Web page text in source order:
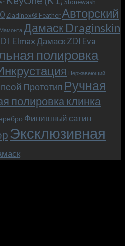
Max),
или
как
мы
прикоснулись
к
фильма.
Stonewash
Zladinox® FeatherАвторский
Дамаск Draginskin
ElmaxДамаск ZDI Eva
полировка
Нержавеющий
Прототип Ручная
полировка клинка
Финишный сатин
Эксклюзивная